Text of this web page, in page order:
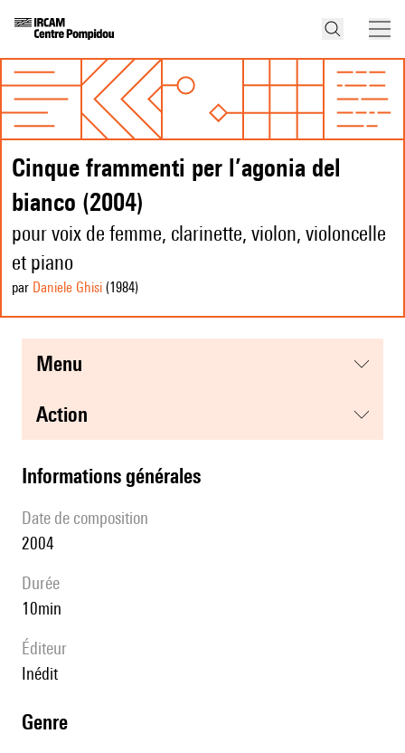
Cinque frammenti per l’agonia del
bianco (2004)
pour voix de femme, clarinette, violon, violoncelle
et piano
par Daniele Ghisi (1984)
menu
action
informations générales
date de composition
2004
durée
10min
éditeur
Inédit
genre